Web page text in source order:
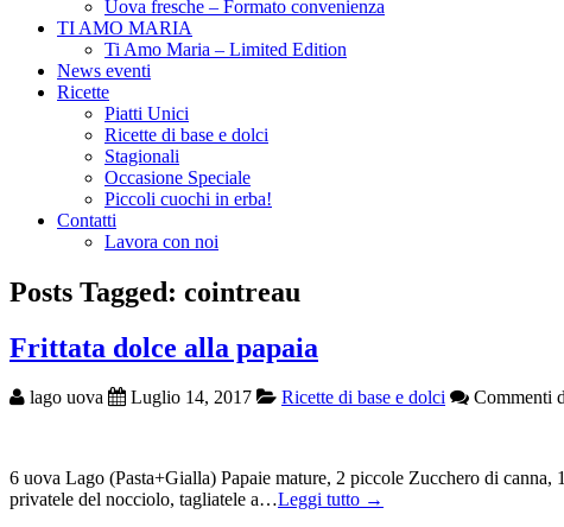
Uova fresche – Formato convenienza
TI AMO MARIA
Ti Amo Maria – Limited Edition
News eventi
Ricette
Piatti Unici
Ricette di base e dolci
Stagionali
Occasione Speciale
Piccoli cuochi in erba!
Contatti
Lavora con noi
Posts Tagged: cointreau
Frittata dolce alla papaia
lago uova Luglio 14, 2017 Ricette di base e dolci Commenti
6 uova Lago (Pasta+Gialla) Papaie mature, 2 piccole Zucchero di
privatele del nocciolo, tagliatele a…Leggi tutto →